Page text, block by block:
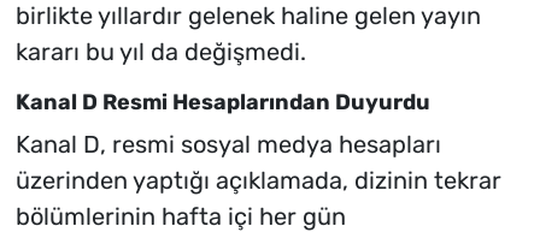
birlikte yıllardır gelenek haline gelen yayın
kararı bu yıl da değişmedi.
Kanal D Resmi Hesaplarından Duyurdu
Kanal D, resmi sosyal medya hesapları
üzerinden yaptığı açıklamada, dizinin tekrar
bölümlerinin hafta içi her gün